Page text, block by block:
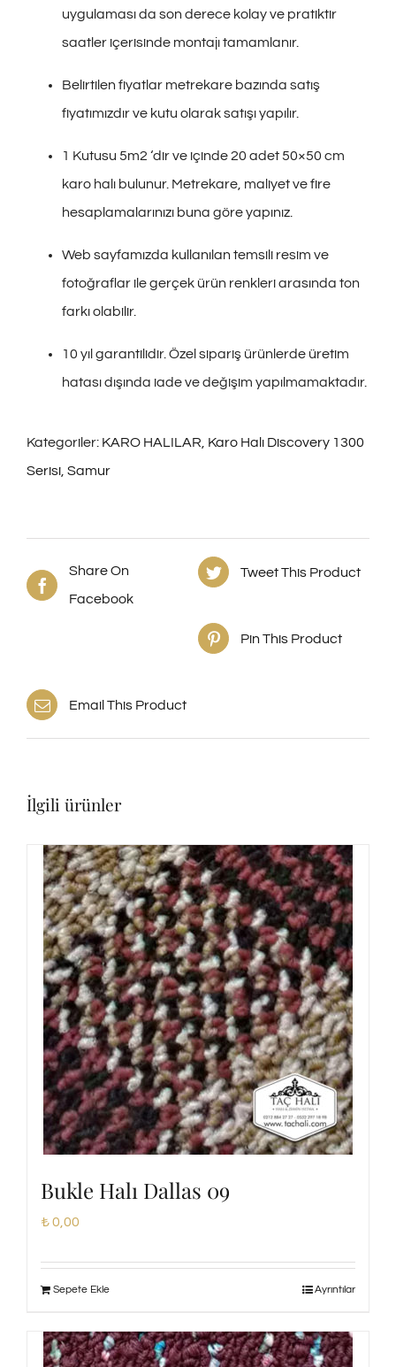
uygulaması da son derece kolay ve pratiktir
saatler içerisinde montajı tamamlanır.
Belirtilen fiyatlar metrekare bazında satış
fiyatımızdır ve kutu olarak satışı yapılır.
1 Kutusu 5m2 ‘dir ve içinde 20 adet 50×50 cm
karo halı bulunur. Metrekare, maliyet ve fire
hesaplamalarınızı buna göre yapınız.
Web sayfamızda kullanılan temsili resim ve
fotoğraflar ile gerçek ürün renkleri arasında ton
farkı olabilir.
10 yıl garantilidir. Özel sipariş ürünlerde üretim
hatası dışında iade ve değişim yapılmamaktadır.
Kategoriler: KARO HALILAR, Karo Halı Discovery 1300
Serisi, Samur
Share On
Facebook
Tweet This Product
Pin This Product
Email This Product
İlgili ürünler
Bukle Halı Dallas 09
₺0,00
Sepete Ekle Ayrıntılar